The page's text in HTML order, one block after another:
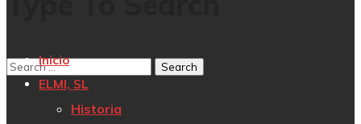
Inicio
ELMI, SL
Historia